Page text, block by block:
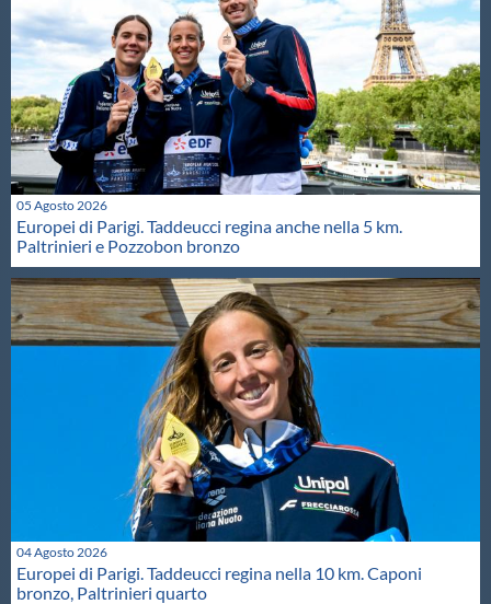
05 Agosto 2026
Europei di Parigi. Taddeucci regina anche nella 5 km.
Paltrinieri e Pozzobon bronzo
04 Agosto 2026
Europei di Parigi. Taddeucci regina nella 10 km. Caponi
bronzo, Paltrinieri quarto